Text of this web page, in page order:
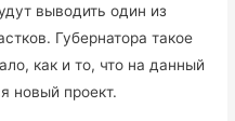
выводить один из
Губернатора такое
как и то, что на данный
новый проект.